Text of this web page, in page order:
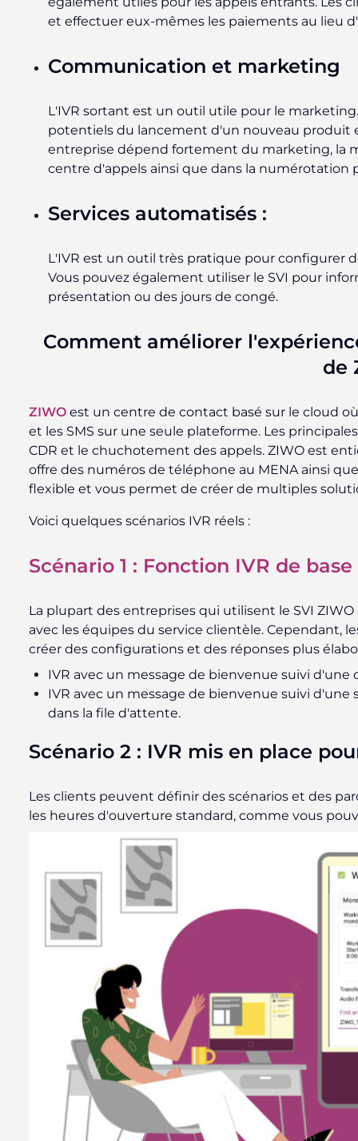
et effectuer eux-mêmes les paiements au lieu
Communication et marketing
L'IVR sortant est un outil utile pour le
potentiels du lancement d'un nouveau produit
entreprise dépend fortement du marketing, la
centre d'appels ainsi que dans la numérotation
Services automatisés :
L'IVR est un outil très pratique pour configurer
Vous pouvez également utiliser le SVI pour
présentation ou des jours de congé.
Comment améliorer
de
ZIWO est un centre de contact basé sur le cloud
et les SMS sur une seule plateforme. Les
CDR et le chuchotement des appels. ZIWO est
offre des numéros de téléphone au MENA ainsi
flexible et vous permet de créer de multiples
Voici quelques scénarios IVR réels :
Scénario 1 : Fonction IVR de base
La plupart des entreprises qui utilisent le SVI
avec les équipes du service clientèle. Cependant,
créer des configurations et des réponses plus
IVR avec un message de bienvenue suivi
IVR avec un message de bienvenue suivi
dans la file d'attente.
Scénario 2 : IVR mis en place
Les clients peuvent définir des scénarios et des
les heures d'ouverture standard, comme vous